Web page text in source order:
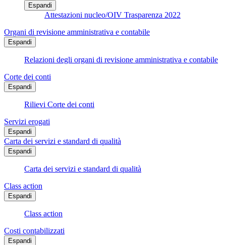
Espandi
Attestazioni nucleo/OIV Trasparenza 2022
Organi di revisione amministrativa e contabile
Espandi
Relazioni degli organi di revisione amministrativa e contabile
Corte dei conti
Espandi
Rilievi Corte dei conti
Servizi erogati
Espandi
Carta dei servizi e standard di qualità
Espandi
Carta dei servizi e standard di qualità
Class action
Espandi
Class action
Costi contabilizzati
Espandi